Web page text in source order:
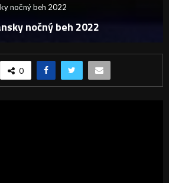
nočný beh 2022
nočný beh 2022
0